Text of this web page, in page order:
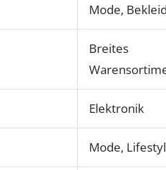
Mode,
Breites
Elektronik
Mode,